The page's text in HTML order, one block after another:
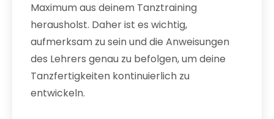
Maximum aus deinem Tanztraining
herausholst. Daher ist es wichtig,
aufmerksam zu sein und die Anweisungen
des Lehrers genau zu befolgen, um deine
Tanzfertigkeiten kontinuierlich zu
entwickeln.